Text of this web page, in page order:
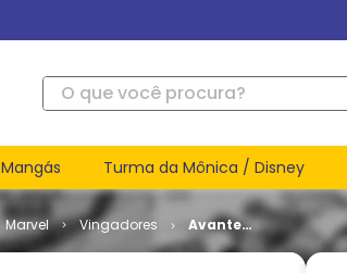
O que você procura?
Mangás Turma da Mônica / Disney
Marvel Vingadores
Avante
Vingadores